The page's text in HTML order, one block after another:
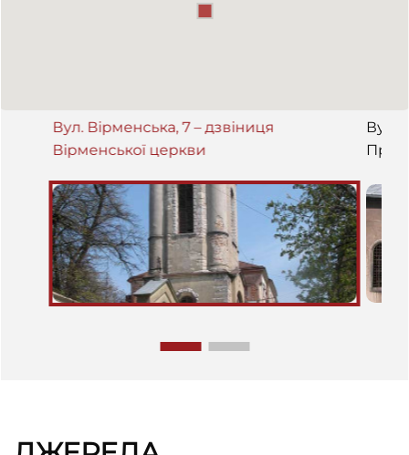
Вул. Вірменська, 7 – дзвіниця
Вірменської церкви
Вул.